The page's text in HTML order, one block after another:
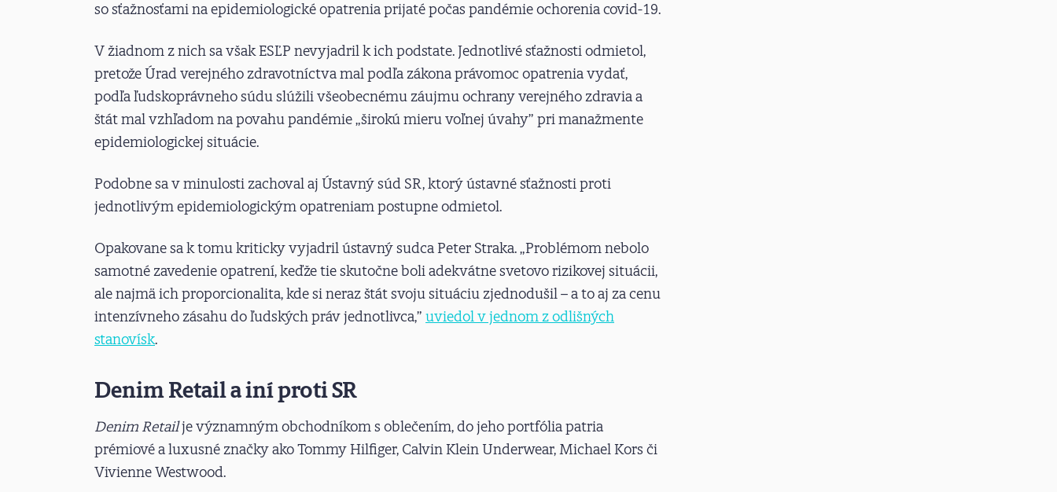
so sťažnosťami na epidemiologické opatrenia prijaté počas pandémie ochorenia covid-19.
V žiadnom z nich sa však ESĽP nevyjadril k ich podstate. Jednotlivé sťažnosti odmietol,
pretože Úrad verejného zdravotníctva mal podľa zákona právomoc opatrenia vydať,
podľa ľudskoprávneho súdu slúžili všeobecnému záujmu ochrany verejného zdravia a
štát mal vzhľadom na povahu pandémie „širokú mieru voľnej úvahy” pri manažmente
epidemiologickej situácie.
Podobne sa v minulosti zachoval aj Ústavný súd SR, ktorý ústavné sťažnosti proti
jednotlivým epidemiologickým opatreniam postupne odmietol.
Opakovane sa k tomu kriticky vyjadril ústavný sudca Peter Straka. „Problémom nebolo
samotné zavedenie opatrení, keďže tie skutočne boli adekvátne svetovo rizikovej situácii,
ale najmä ich proporcionalita, kde si neraz štát svoju situáciu zjednodušil – a to aj za cenu
intenzívneho zásahu do ľudských práv jednotlivca,” uviedol v jednom z odlišných
stanovísk.
Denim Retail a iní proti SR
Denim Retailje významným obchodníkom s oblečením, do jeho portfólia patria
prémiové a luxusné značky ako Tommy Hilfiger, Calvin Klein Underwear, Michael Kors či
Vivienne Westwood.